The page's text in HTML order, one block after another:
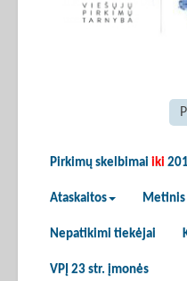
Pirkimų skelbimai iki
Ataskaitos Metinis
Nepatikimi tiekėjai
VPĮ 23 str. įmonės